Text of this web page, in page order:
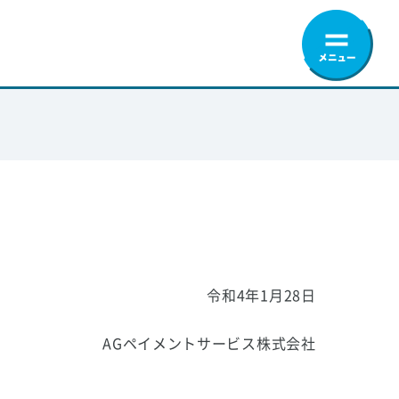
令和4年1月28日
AGペイメントサービス株式会社